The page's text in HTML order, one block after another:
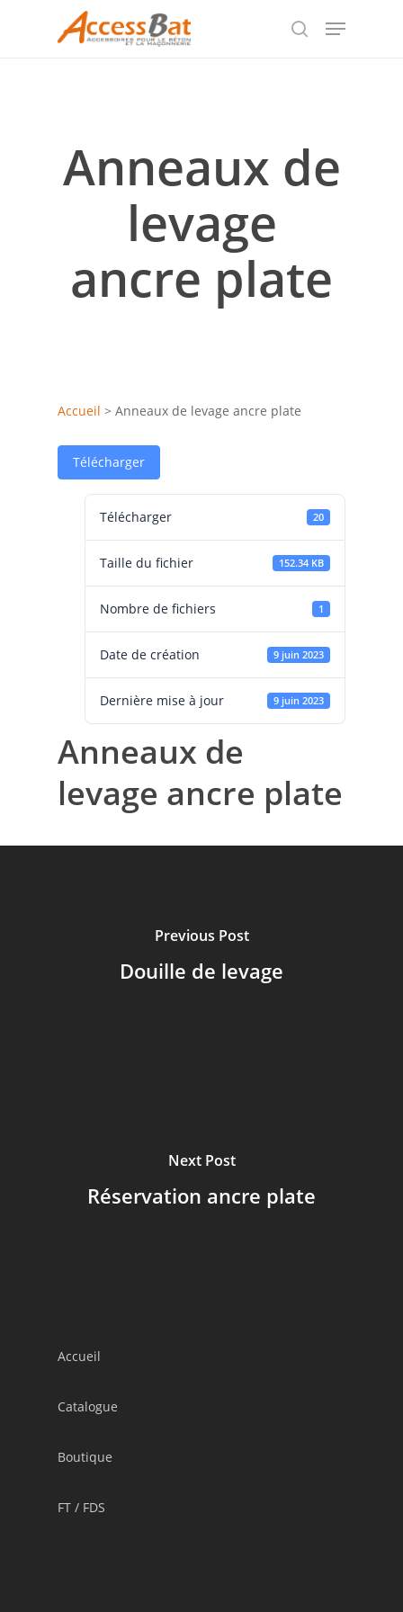
search
Menu
Anneaux de
levage
ancre plate
Accueil > Anneaux de levage ancre plate
Télécharger
Télécharger 20
Taille du fichier 152.34 KB
Nombre de fichiers 1
Date de création 9 juin 2023
Dernière mise à jour 9 juin 2023
Anneaux de
levage ancre plate
Previous Post
Douille de levage
Next Post
Réservation ancre plate
Accueil
Catalogue
Boutique
FT / FDS